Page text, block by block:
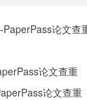
论文查
论文查重
论文查重